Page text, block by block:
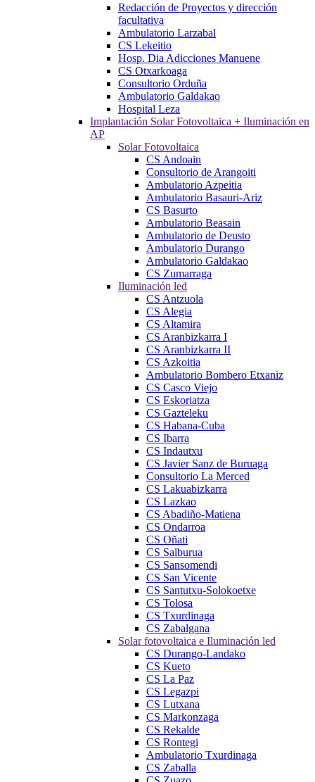
Redacción de Proyectos y dirección
facultativa
Ambulatorio Larzabal
CS Lekeitio
Hosp. Dia Adicciones Manuene
CS Otxarkoaga
Consultorio Orduña
Ambulatorio Galdakao
Hospital Leza
Implantación Solar Fotovoltaica + Iluminación en
AP
Solar Fotovoltaica
CS Andoain
Consultorio de Arangoiti
Ambulatorio Azpeitia
Ambulatorio Basauri-Ariz
CS Basurto
Ambulatorio Beasain
Ambulatorio de Deusto
Ambulatorio Durango
Ambulatorio Galdakao
CS Zumarraga
Iluminación led
CS Antzuola
CS Alegia
CS Altamira
CS Aranbizkarra I
CS Aranbizkarra II
CS Azkoitia
Ambulatorio Bombero Etxaniz
CS Casco Viejo
CS Eskoriatza
CS Gazteleku
CS Habana-Cuba
CS Ibarra
CS Indautxu
CS Javier Sanz de Buruaga
Consultorio La Merced
CS Lakuabizkarra
CS Lazkao
CS Abadiño-Matiena
CS Ondarroa
CS Oñati
CS Salburua
CS Sansomendi
CS San Vicente
CS Santutxu-Solokoetxe
CS Tolosa
CS Txurdinaga
CS Zabalgana
Solar fotovoltaica e Iluminación led
CS Durango-Landako
CS Kueto
CS La Paz
CS Legazpi
CS Lutxana
CS Markonzaga
CS Rekalde
CS Rontegi
Ambulatorio Txurdinaga
CS Zaballa